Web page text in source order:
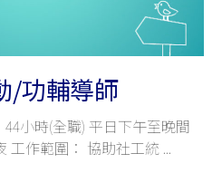
/功輔導師
小時(全職) 平日下午至晚間
工作範圍： 協助社工統